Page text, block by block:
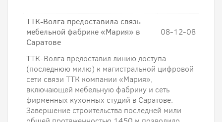
ТТК-Волга предоставила связь
мебельной фабрике «Мария» в
Саратове
08-12-08
ТТК-Волга предоставил линию доступа
(последнюю милю) к магистральной цифровой
сети связи ТТК компании «Мария»,
включающей мебельную фабрику и сеть
фирменных кухонных студий в Саратове.
Завершение строительства последней мили